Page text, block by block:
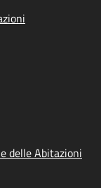
delle Abitazioni